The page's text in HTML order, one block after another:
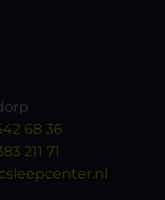
68 36
211 71